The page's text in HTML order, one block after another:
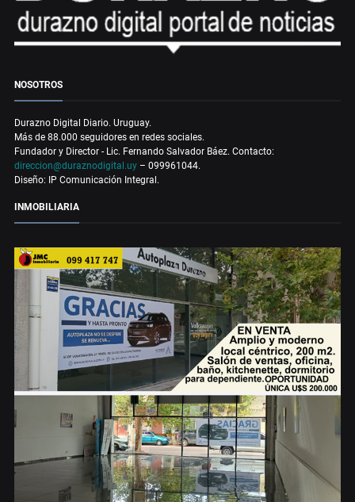
NOSOTROS
Durazno Digital Diario. Uruguay.
Más de 88.000 seguidores en redes sociales.
Fundador y Director - Lic. Fernando Salvador Báez. Contacto:
direccion@duraznodigital.uy – 099961044.
Diseño: IP Comunicación Integral.
INMOBILIARIA